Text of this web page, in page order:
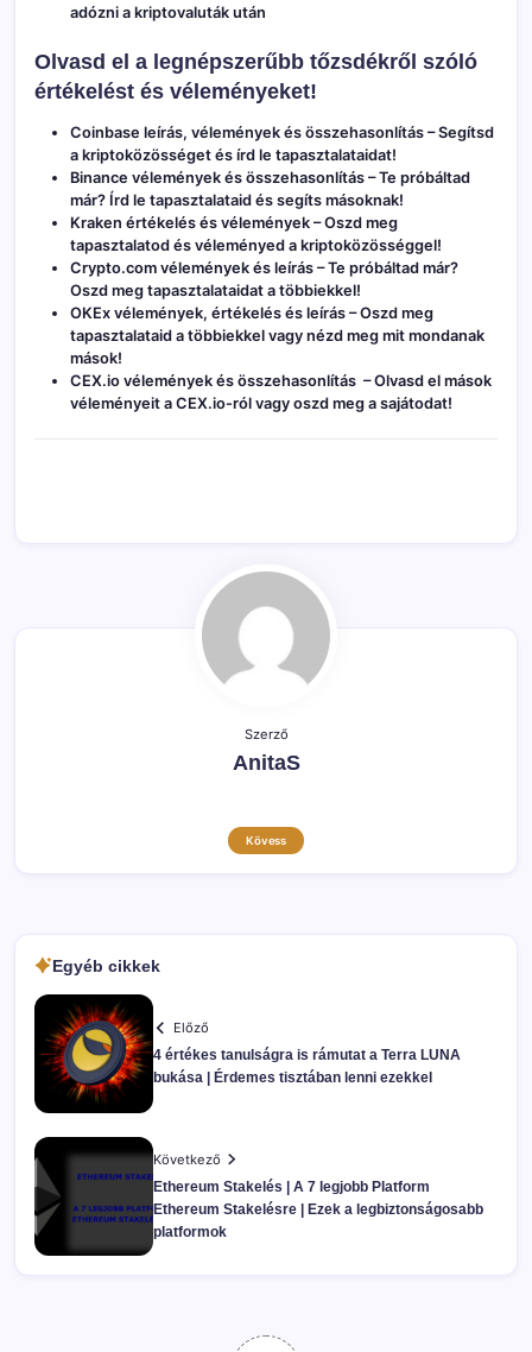
adózni a kriptovaluták után
Olvasd el a legnépszerűbb tőzsdékről szóló
értékelést és véleményeket!
Coinbase leírás, vélemények és összehasonlítás – Segítsd
a kriptoközösséget és írd le tapasztalataidat!
Binance vélemények és összehasonlítás – Te próbáltad
már? Írd le tapasztalataid és segíts másoknak!
Kraken értékelés és vélemények – Oszd meg
tapasztalatod és véleményed a kriptoközösséggel!
Crypto.com vélemények és leírás – Te próbáltad már?
Oszd meg tapasztalataidat a többiekkel!
OKEx vélemények, értékelés és leírás – Oszd meg
tapasztalataid a többiekkel vagy nézd meg mit mondanak
mások!
CEX.io vélemények és összehasonlítás – Olvasd el mások
véleményeit a CEX.io-ról vagy oszd meg a sajátodat!
Szerző
AnitaS
Kövess
Egyéb cikkek
Előző
4 értékes tanulságra is rámutat a Terra LUNA
bukása | Érdemes tisztában lenni ezekkel
Következő
Ethereum Stakelés | A 7 legjobb Platform
Ethereum Stakelésre | Ezek a legbiztonságosabb
platformok